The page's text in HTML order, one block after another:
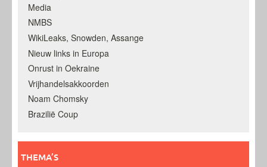
Media
NMBS
WikiLeaks, Snowden, Assange
Nieuw links in Europa
Onrust in Oekraine
Vrijhandelsakkoorden
Noam Chomsky
Brazilië Coup
THEMA’S